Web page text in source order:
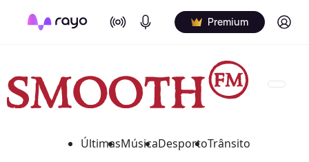
On Air Podcasts Premium Log in
ÚltimasMúsicaDesportoTrânsito